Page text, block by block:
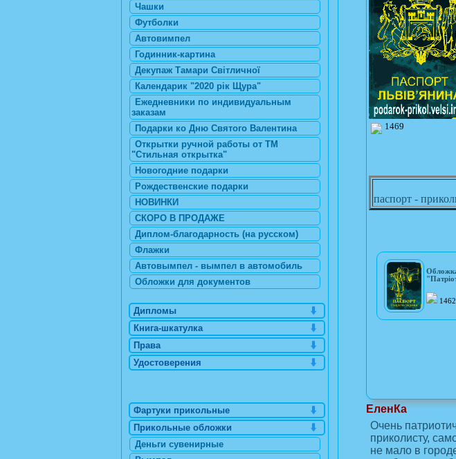
1469
паспорт -
1462
ЕленКа
Очень
приколисту,
не мало в
Чашки
Футболки
Автовимпел
Годинник-картина
Декупаж Тамари Світличної
Календарик "2020 рік Щура"
Ежедневники по индивидуальным
заказам
Подарки ко Дню Святого Валентина
Открытки ручной работы от ТМ
"Стильная открытка"
Новогодние подарки
Рождественские подарки
НОВИНКИ
СКОРО В ПРОДАЖЕ
Диплом-благодарность (на русском)
Флажки
Автовымпел - вымпел в автомобиль
Обложки для документов
Дипломы
Книга-шкатулка
Права
Удостоверения
Фартуки прикольные
Прикольные обложки
Деньги сувенирные